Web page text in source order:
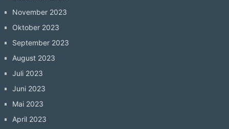
November 2023
Oktober 2023
September 2023
August 2023
Juli 2023
Juni 2023
Mai 2023
April 2023